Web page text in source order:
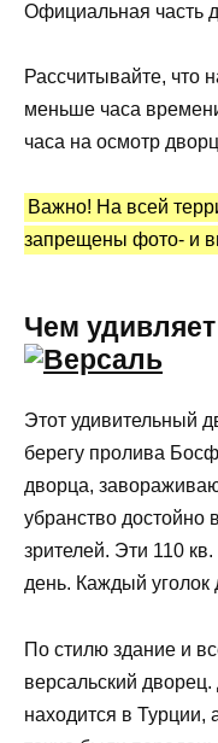
Официальная часть
Рассчитывайте, что
меньше часа
часа на осмотр
Важно! На всей
запрещены фото- и
Чем
Этот удивительный
берегу пролива
дворца,
убранство
зрителей. Эти 110
день. Каждый уголок
По стилю здание и
версальский
находится в Турции,